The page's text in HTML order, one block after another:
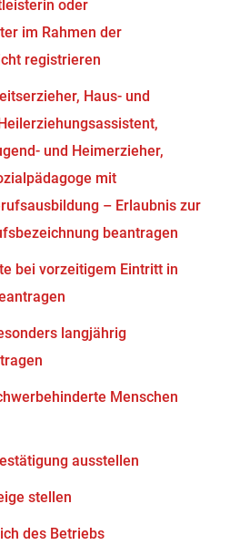
oder
im Rahmen der
registrieren
Haus- und
und Heimerzieher,
mit
– Erlaubnis zur
beantragen
bei vorzeitigem Eintritt in
langjährig
Menschen
ausstellen
stellen
des Betriebs